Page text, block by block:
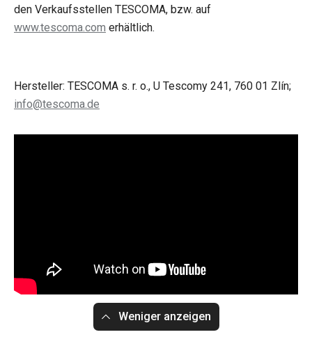
den Verkaufsstellen TESCOMA, bzw. auf
www.tescoma.com erhältlich.
Hersteller: TESCOMA s. r. o., U Tescomy 241, 760 01 Zlín;
info@tescoma.de
Weniger anzeigen